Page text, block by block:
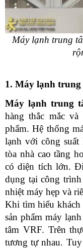
Máy lạnh trung
1. Máy lạnh
Máy lạnh trung
hàng thắc mắc
phẩm. Hệ thống
lạnh với công
tòa nhà cao tầng
có diện tích lớn.
dụng tại công
nhiệt máy hẹp và
Khi tìm hiểu khách
sản phẩm máy
tâm VRF. Trên
tương tự nhau.